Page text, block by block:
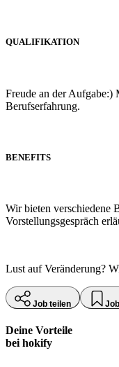
QUALIFIKATION
Freude an der Aufgabe:)
Berufserfahrung.
BENEFITS
Wir bieten verschiedene
Vorstellungsgespräch
Lust auf Veränderung?
Job teilen
Deine Vorteile
bei hokify